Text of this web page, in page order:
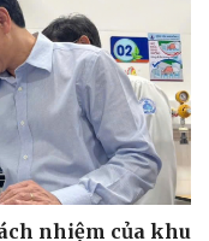
nhiệm của khu